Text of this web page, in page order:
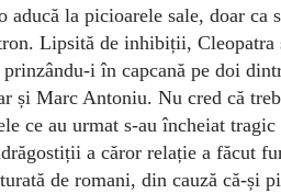
aducă la picioarele sale, doar ca
Lipsită de inhibiții,
i în capcană pe doi
și Marc Antoniu. Nu cred că
ce au urmat s-au încheiat
a căror relație a făcut
de romani, din cauză că-și